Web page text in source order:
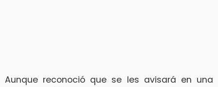
Aunque reconoció que se les avisará en una